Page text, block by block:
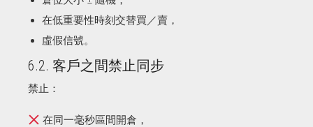
在低重要性時刻交替買／賣，
虛假信號。
6.2. 客戶之間禁止同步
禁止：
在同一毫秒區間開倉，